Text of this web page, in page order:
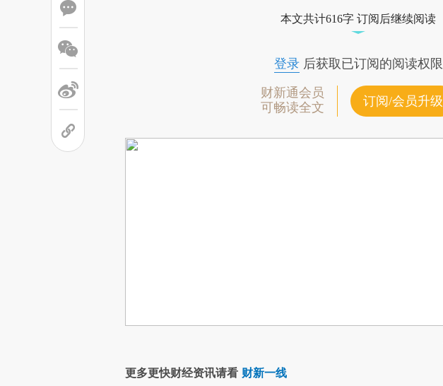
本文共计616字 订阅后继续阅读
登录后获取已订阅的阅读权限
财新通会员
可畅读全文
订阅/会员升级
更多更快财经资讯请看 财新一线